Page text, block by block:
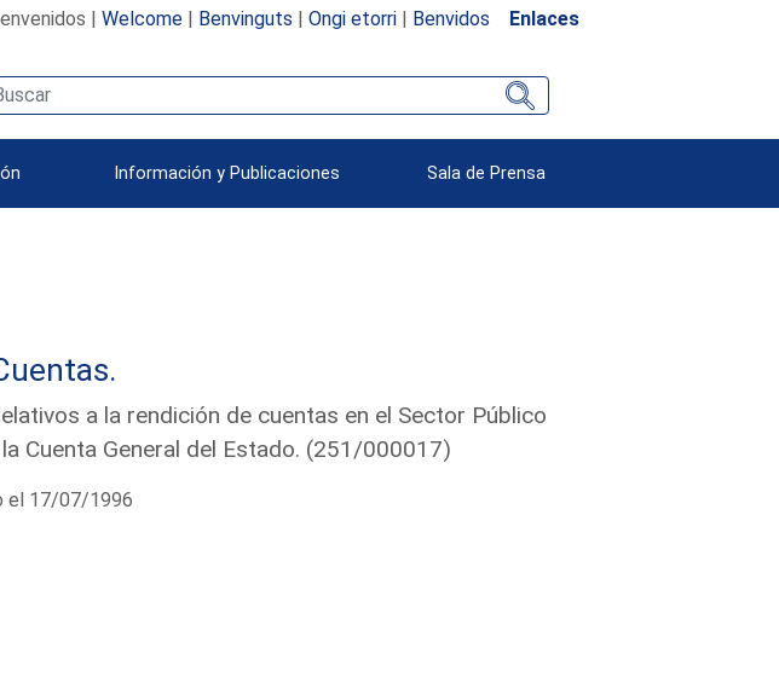
| Welcome| Benvinguts | Ongi etorri| Benvidos Enlaces
Información y Publicaciones Sala de Prensa
a la rendición de cuentas en el Sector Público
Cuenta General del Estado. (251/000017)
el 17/07/1996